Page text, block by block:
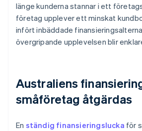
länge kunderna stannar i ett
företag upplever ett minskat
infört inbäddade
övergripande upplevelsen blir
Australiens
småföretag åtgärdas
En ständig finansieringslucka för